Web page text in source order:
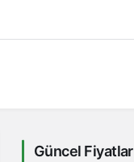
Güncel Fiyatlar